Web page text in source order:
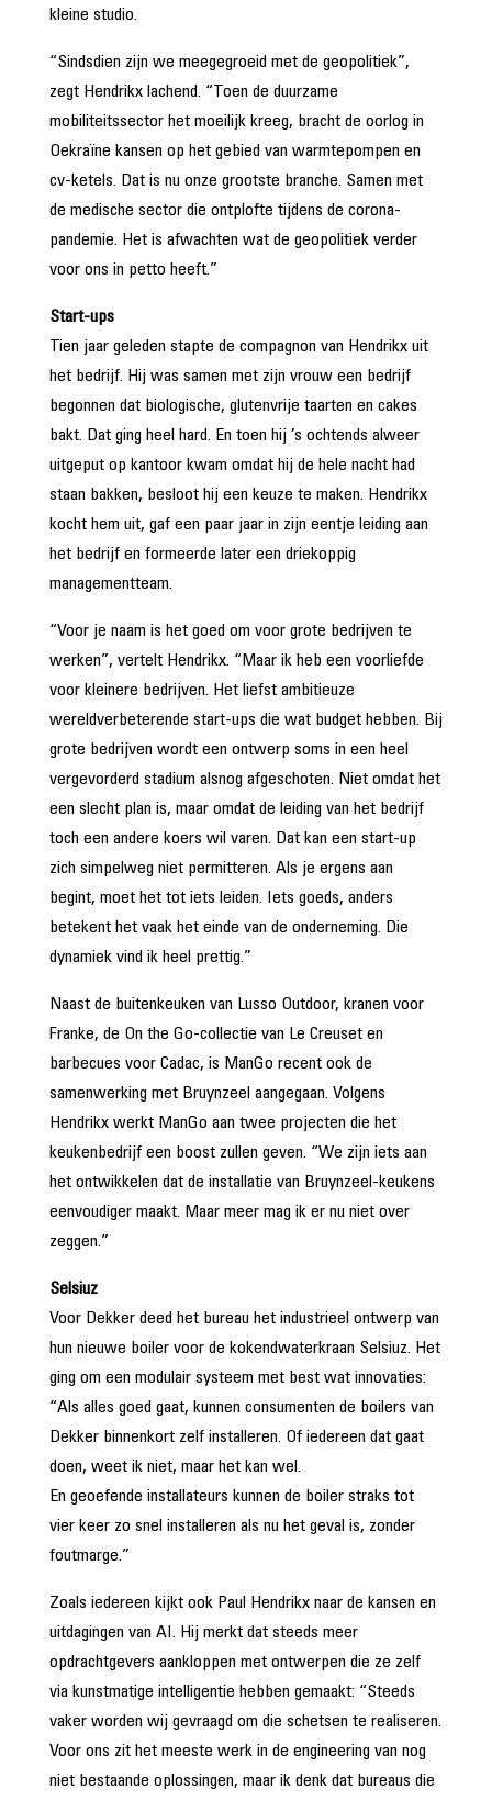
kleine studio.
“Sindsdien zijn we meegegroeid met de geopolitiek”,
zegt Hendrikx lachend. “Toen de duurzame
mobiliteitssector het moeilijk kreeg, bracht de oorlog in
Oekraïne kansen op het gebied van warmtepompen en
cv-ketels. Dat is nu onze grootste branche. Samen met
de medische sector die ontplofte tijdens de corona-
pandemie. Het is afwachten wat de geopolitiek verder
voor ons in petto heeft.”
Start-ups
Tien jaar geleden stapte de compagnon van Hendrikx uit
het bedrijf. Hij was samen met zijn vrouw een bedrijf
begonnen dat biologische, glutenvrije taarten en cakes
bakt. Dat ging heel hard. En toen hij ’s ochtends alweer
uitgeput op kantoor kwam omdat hij de hele nacht had
staan bakken, besloot hij een keuze te maken. Hendrikx
kocht hem uit, gaf een paar jaar in zijn eentje leiding aan
het bedrijf en formeerde later een driekoppig
managementteam.
“Voor je naam is het goed om voor grote bedrijven te
werken”, vertelt Hendrikx. “Maar ik heb een voorliefde
voor kleinere bedrijven. Het liefst ambitieuze
wereldverbeterende start-ups die wat budget hebben. Bij
grote bedrijven wordt een ontwerp soms in een heel
vergevorderd stadium alsnog afgeschoten. Niet omdat het
een slecht plan is, maar omdat de leiding van het bedrijf
toch een andere koers wil varen. Dat kan een start-up
zich simpelweg niet permitteren. Als je ergens aan
begint, moet het tot iets leiden. Iets goeds, anders
betekent het vaak het einde van de onderneming. Die
dynamiek vind ik heel prettig.”
Naast de buitenkeuken van Lusso Outdoor, kranen voor
Franke, de On the Go-collectie van Le Creuset en
barbecues voor Cadac, is ManGo recent ook de
samenwerking met Bruynzeel aangegaan. Volgens
Hendrikx werkt ManGo aan twee projecten die het
keukenbedrijf een boost zullen geven. “We zijn iets aan
het ontwikkelen dat de installatie van Bruynzeel-keukens
eenvoudiger maakt. Maar meer mag ik er nu niet over
zeggen.”
Selsiuz
Voor Dekker deed het bureau het industrieel ontwerp van
hun nieuwe boiler voor de kokendwaterkraan Selsiuz. Het
ging om een modulair systeem met best wat innovaties:
“Als alles goed gaat, kunnen consumenten de boilers van
Dekker binnenkort zelf installeren. Of iedereen dat gaat
doen, weet ik niet, maar het kan wel.
En geoefende installateurs kunnen de boiler straks tot
vier keer zo snel installeren als nu het geval is, zonder
foutmarge.”
Zoals iedereen kijkt ook Paul Hendrikx naar de kansen en
uitdagingen van AI. Hij merkt dat steeds meer
opdrachtgevers aankloppen met ontwerpen die ze zelf
via kunstmatige intelligentie hebben gemaakt: “Steeds
vaker worden wij gevraagd om die schetsen te realiseren.
Voor ons zit het meeste werk in de engineering van nog
niet bestaande oplossingen, maar ik denk dat bureaus die